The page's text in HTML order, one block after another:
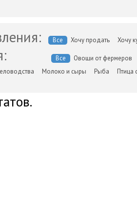
Все Хочу продать Хочу
Все
Овощи от фермеров
Молоко и сыры Рыба
Птица